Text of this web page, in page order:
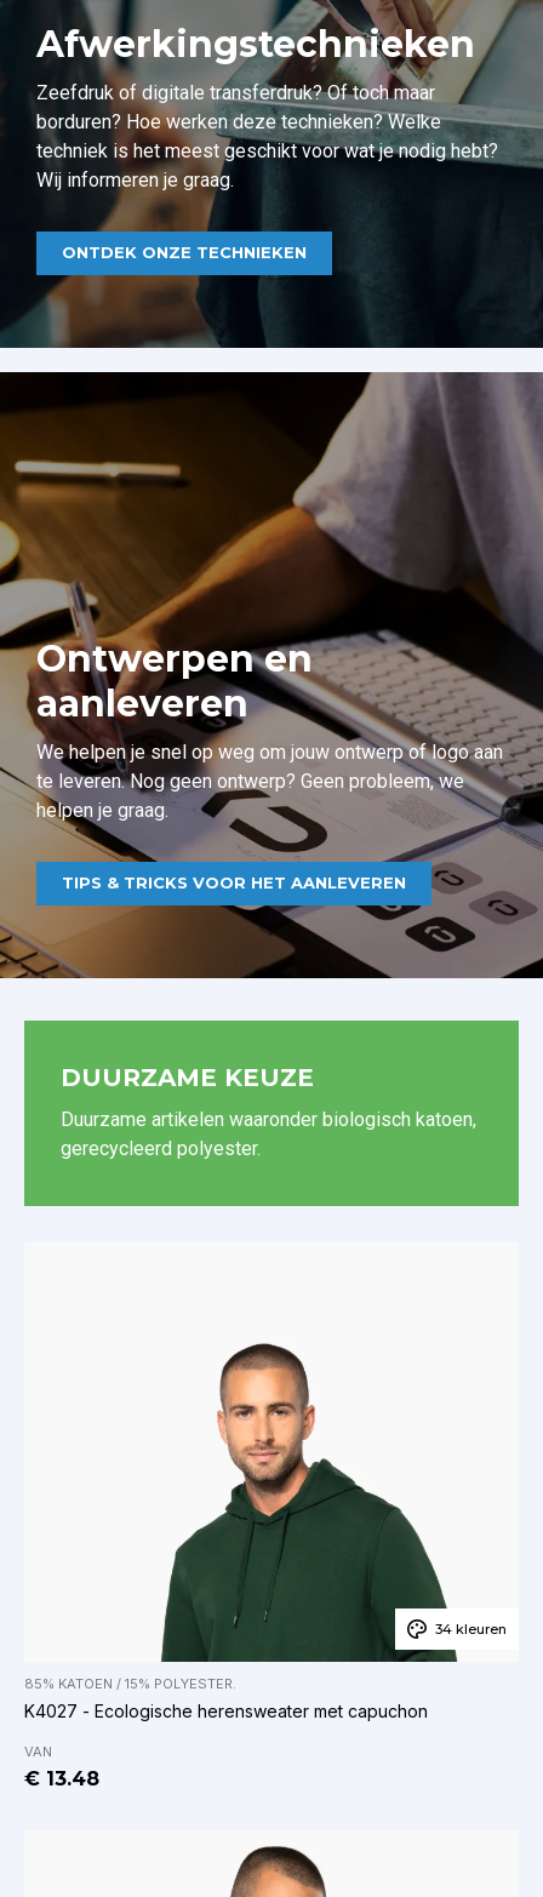
Afwerkingstechnieken
Zeefdruk of digitale transferdruk? Of toch maar
borduren? Hoe werken deze technieken? Welke
techniek is het meest geschikt voor wat je nodig hebt?
Wij informeren je graag.
ONTDEK ONZE TECHNIEKEN
Ontwerpen en
aanleveren
We helpen je snel op weg om jouw ontwerp of logo aan
te leveren. Nog geen ontwerp? Geen probleem, we
helpen je graag.
TIPS & TRICKS VOOR HET AANLEVEREN
DUURZAME KEUZE
Duurzame artikelen waaronder biologisch katoen,
gerecycleerd polyester.
34 kleuren
85% KATOEN / 15% POLYESTER.
K4027 - Ecologische herensweater met capuchon
VAN
€ 13.48